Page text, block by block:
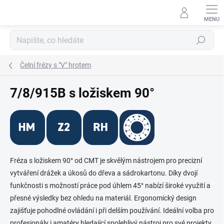
Hledat
Čelní frézy s "V" hrotem
7/8/915B s ložiskem 90°
Fréza s ložiskem 90° od CMT je skvělým nástrojem pro precizní
vytváření drážek a úkosů do dřeva a sádrokartonu. Díky dvojí
funkčnosti s možností práce pod úhlem 45° nabízí široké využití a
přesné výsledky bez ohledu na materiál. Ergonomický design
zajišťuje pohodlné ovládání i při delším používání. Ideální volba pro